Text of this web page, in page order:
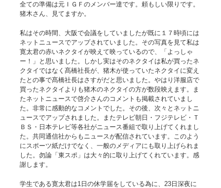
全ての準備は元ＩＧＦのメンバー達です。頼もしい限りです。
猪木さん、見てますか。
私はその時間、大阪で会議をしていましたが既に１７時頃には
ネットニュースでアップされていました。その写真を見て私は
寛太君の赤いネクタイが映えて映っているので、「よっしゃ
ー！」と思いました。しかし実はそのネクタイは私が買ったネ
クタイではなく髙橋社長が、猪木が使っていたネクタイに変え
たとの事で髙橋社長はさすがだと思いました。やはり洋服店で
買ったネクタイよりも猪木のネクタイの方が数段映えます。ま
たネットニュースで啓介さんのコメントも掲載されていまし
た。非常に感動的なコメントでした。その後、次々とネットニ
ュースでアップされました。またテレビ朝日・フジテレビ・Ｔ
ＢＳ・日本テレビ等各社がニュース番組で取り上げてくれまし
た。共同通信社からもニュースが配信されています。このよう
にスポーツ紙だけでなく、一般のメディアにも取り上げられま
した。勿論「東スポ」は大々的に取り上げてくれています。感
謝します。
学生である寛太君は1日の休学届をしている為に、23日深夜に